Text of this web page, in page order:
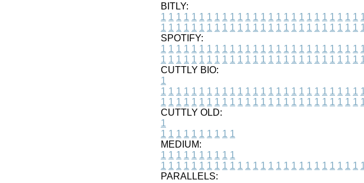
BITLY:
1 1 1 1 1 1 1 1 1 1 1 1 1 1 1 1 1 1 1 1 1 1 1 1 1 1
1 1 1 1 1 1 1 1 1 1 1 1 1 1 1 1 1 1 1 1 1 1 1 1 1 1
SPOTIFY:
1 1 1 1 1 1 1 1 1 1 1 1 1 1 1 1 1 1 1 1 1 1 1 1 1 1
1 1 1 1 1 1 1 1 1 1 1 1 1 1 1 1 1 1 1 1 1 1 1 1 1 1
CUTTLY BIO:
1
1 1 1 1 1 1 1 1 1 1 1 1 1 1 1 1 1 1 1 1 1 1 1 1 1 1
1 1 1 1 1 1 1 1 1 1 1 1 1 1 1 1 1 1 1 1 1 1 1 1 1 1
CUTTLY OLD:
1
1 1 1 1 1 1 1 1 1 1
MEDIUM:
1 1 1 1 1 1 1 1 1 1
1 1 1 1 1 1 1 1 1 1 1 1 1 1 1 1 1 1 1 1 1 1 1 1 1 1
PARALLELS: